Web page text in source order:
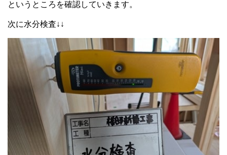
というところを確認していきます。
次に水分検査↓↓